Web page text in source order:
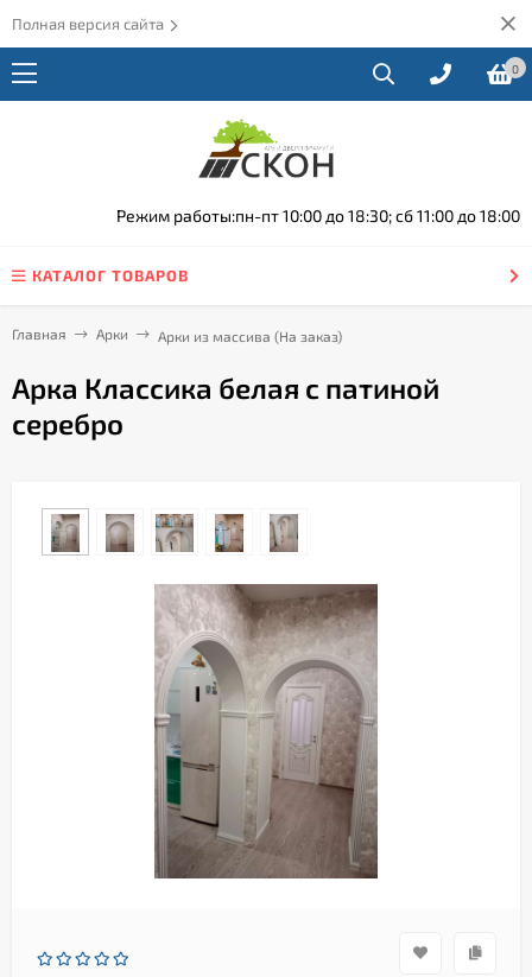
Полная версия сайта
0
Режим работы:пн-пт 10:00 до 18:30; сб 11:00 до 18:00
КАТАЛОГ ТОВАРОВ
Главная Арки Арки из массива (На заказ)
Арка Классика белая с патиной
серебро